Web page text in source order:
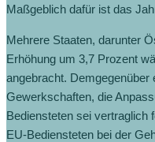
Maßgeblich dafür ist das
Mehrere Staaten, darunter
Erhöhung um 3,7 Prozent
angebracht.
Gewerkschaften, die
Bediensteten sei vertraglich
EU-Bediensteten bei der